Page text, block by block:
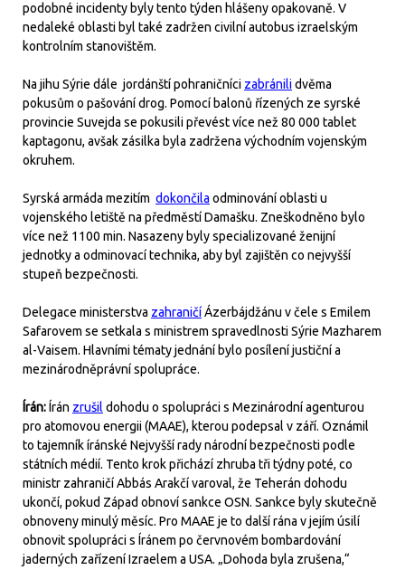
podobné incidenty byly tento týden hlášeny opakovaně. V
nedaleké oblasti byl také zadržen civilní autobus izraelským
kontrolním stanovištěm.
Na jihu Sýrie dále jordánští pohraničníci zabránilidvěma
pokusům o pašování drog. Pomocí balonů řízených ze syrské
provincie Suvejda se pokusili převést více než 80 000 tablet
kaptagonu, avšak zásilka byla zadržena východním vojenským
okruhem.
Syrská armáda mezitím dokončila odminování oblasti u
vojenského letiště na předměstí Damašku. Zneškodněno bylo
více než 1100 min. Nasazeny byly specializované ženijní
jednotky a odminovací technika, aby byl zajištěn co nejvyšší
stupeň bezpečnosti.
Delegace ministerstva zahraničíÁzerbájdžánu v čele s Emilem
Safarovem se setkala s ministrem spravedlnosti Sýrie Mazharem
al-Vaisem. Hlavními tématy jednání bylo posílení justiční a
mezinárodněprávní spolupráce.
Írán:Írán zrušil dohodu o spolupráci s Mezinárodní agenturou
pro atomovou energii (MAAE), kterou podepsal v září. Oznámil
to tajemník íránské Nejvyšší rady národní bezpečnosti podle
státních médií. Tento krok přichází zhruba tři týdny poté, co
ministr zahraničí Abbás Arakčí varoval, že Teherán dohodu
ukončí, pokud Západ obnoví sankce OSN. Sankce byly skutečně
obnoveny minulý měsíc. Pro MAAE je to další rána v jejím úsilí
obnovit spolupráci s Íránem po červnovém bombardování
jaderných zařízení Izraelem a USA. „Dohoda byla zrušena,“